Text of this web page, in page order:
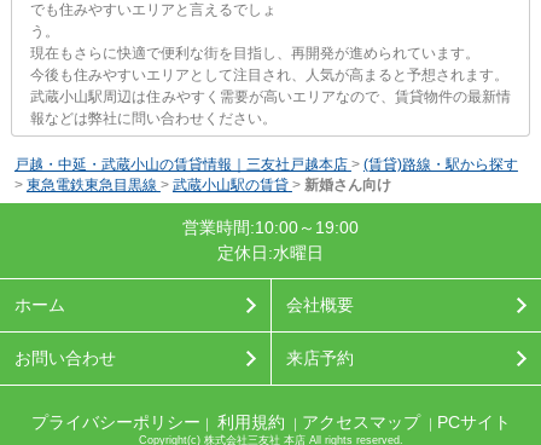
でも住みやすいエリアと言えるでしょ
う。
現在もさらに快適で便利な街を目指し、再開発が進められています。
今後も住みやすいエリアとして注目され、人気が高まると予想されます。
武蔵小山駅周辺は住みやすく需要が高いエリアなので、賃貸物件の最新情
報などは弊社に問い合わせください。
戸越・中延・武蔵小山の賃貸情報｜三友社戸越本店 > (賃貸)路線・駅から探す
> 東急電鉄東急目黒線 > 武蔵小山駅の賃貸 > 新婚さん向け
営業時間:10:00～19:00
定休日:水曜日
ホーム 会社概要
お問い合わせ 来店予約
プライバシーポリシー ｜ 利用規約 ｜ アクセスマップ ｜ PCサイト
Copyright(c) 株式会社三友社 本店 All rights reserved.